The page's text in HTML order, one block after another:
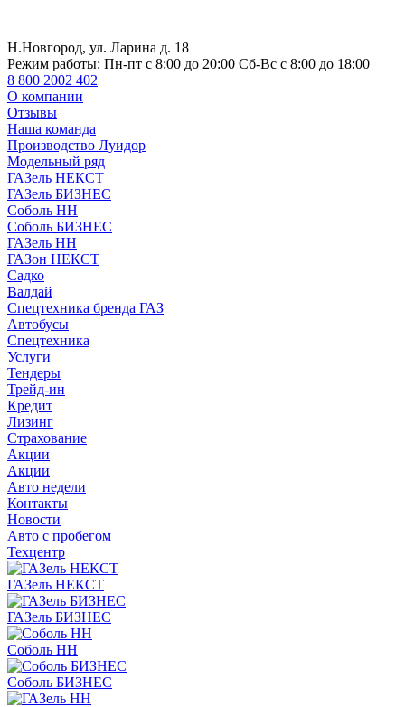
Н.Новгород, ул. Ларина д. 18
Режим работы: Пн-пт с 8:00 до 20:00 Сб-Вс с 8:00 до 18:00
8 800 2002 402
О компании
Отзывы
Наша команда
Производство Луидор
Модельный ряд
ГАЗель НЕКСТ
ГАЗель БИЗНЕС
Соболь НН
Соболь БИЗНЕС
ГАЗель НН
ГАЗон НЕКСТ
Садко
Валдай
Спецтехника бренда ГАЗ
Автобусы
Спецтехника
Услуги
Тендеры
Трейд-ин
Кредит
Лизинг
Страхование
Акции
Акции
Авто недели
Контакты
Новости
Авто с пробегом
Техцентр
ГАЗель НЕКСТ
ГАЗель БИЗНЕС
Соболь НН
Соболь БИЗНЕС